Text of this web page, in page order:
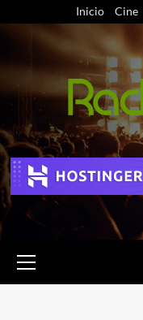
contenido
Inicio Cine
primario